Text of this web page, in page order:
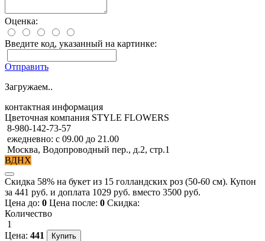
Оценка:
Введите код, указанный на картинке:
Отправить
Загружаем..
контактная информация
Цветочная компания STYLE FLOWERS
8-980-142-73-57
ежедневно: с 09.00 до 21.00
Москва, Водопроводный пер., д.2, стр.1
ВДНХ
Скидка 58% на букет из 15 голландских роз (50-60 см). Купон
за 441 руб. и доплата 1029 руб. вместо 3500 руб.
Цена до: 0 Цена после: 0 Скидка:
Количество
1
Цена: 441